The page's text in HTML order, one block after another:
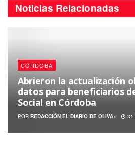
Noticias Relacionadas
CÓRDOBA
Abrieron la actualización
datos para beneficiarios
Social en Córdoba
POR REDACCIÓN EL DIARIO DE OLIVA+ 31